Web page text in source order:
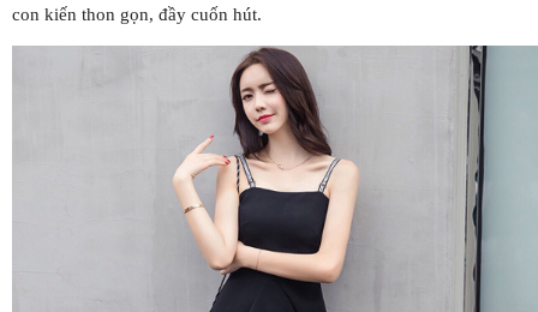
con kiến thon gọn, đầy cuốn hút.